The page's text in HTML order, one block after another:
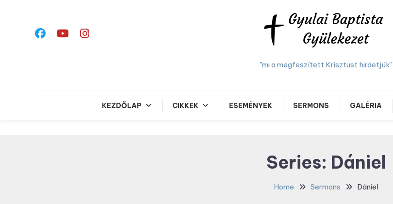
"mi a megfeszített Krisztust hirdetjük"
KEZDŐLAP CIKKEK ESEMÉNYEK SERMONS GALÉRIA
Series: Dániel
Home Sermons Dániel